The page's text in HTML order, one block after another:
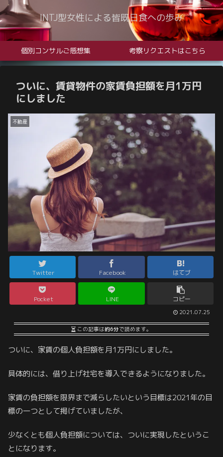
INTJ型女性による皆既日食への歩み
個別コンサルご感想集 考察リクエストはこちら
ついに、賃貸物件の家賃負担額を月1万円
にしました
不動産
Twitter Facebook はてブ
Pocket LINE コピー
2021.07.25
この記事は約6分で読めます。
ついに、家賃の個人負担額を月1万円にしました。
具体的には、借り上げ社宅を導入できるようになりました。
家賃の負担額を限界まで減らしたいという目標は2021年の目
標の一つとして掲げていましたが、
少なくとも個人負担額については、ついに実現したというこ
とになります。